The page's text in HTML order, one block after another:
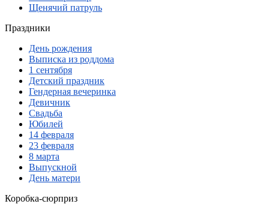
Щенячий патруль
Праздники
День рождения
Выписка из роддома
1 сентября
Детский праздник
Гендерная вечеринка
Девичник
Свадьба
Юбилей
14 февраля
23 февраля
8 марта
Выпускной
День матери
Коробка-сюрприз